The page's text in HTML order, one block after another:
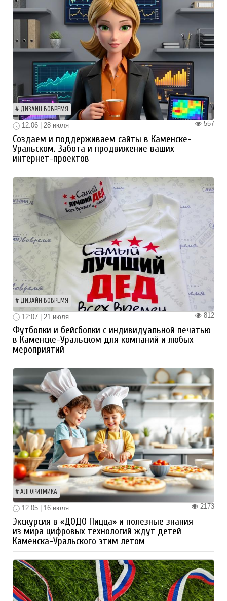
ДИЗАЙН ВОВРЕМЯ
557
12:06 | 28 июля
Создаем и поддерживаем сайты в Каменске-
Уральском. Забота и продвижение ваших
интернет-проектов
ДИЗАЙН ВОВРЕМЯ
812
12:07 | 21 июля
Футболки и бейсболки с индивидуальной печатью
в Каменске-Уральском для компаний и любых
мероприятий
АЛГОРИТМИКА
2173
12:05 | 16 июля
Экскурсия в «ДОДО Пицца» и полезные знания
из мира цифровых технологий ждут детей
Каменска-Уральского этим летом